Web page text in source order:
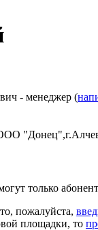
- менеджер (
только
пожалуйста,
площадки, то